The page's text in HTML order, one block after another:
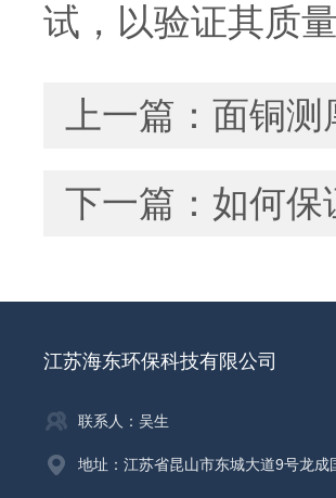
试，以验证其质
上一篇： 面铜
下一篇： 如何保
江苏海东环保科技有限公司
联系人：吴生
地址：江苏省昆山市东城大道9号龙成